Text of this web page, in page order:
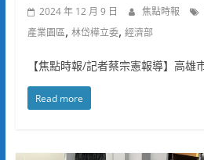
2024 年 12 月 9 日 焦點時報
產業園區, 林岱樺立委, 經濟部
【焦點時報/記者蔡宗憲報導】高雄
Read more